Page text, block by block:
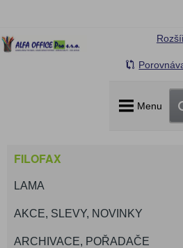
Menu
FILOFAX
LAMA
AKCE, SLEVY, NOVINKY
ARCHIVACE, POŘADAČE